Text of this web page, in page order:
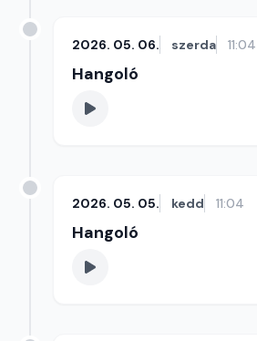
2026. 05. 06. szerda 11:04
Hangoló
2026. 05. 05. kedd 11:04
Hangoló